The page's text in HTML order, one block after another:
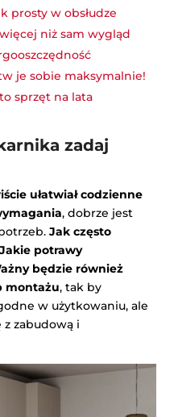
prosty w obsłudze
niż sam wygląd
je sobie maksymalnie!
sprzęt na lata
zadaj
ułatwiał codzienne
, dobrze jest
Jak często
potrawy
będzie również
montażu, tak by
w użytkowaniu, ale
zabudową i